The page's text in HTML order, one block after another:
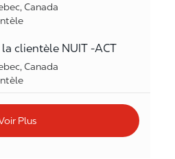
Canada
clientèle NUIT -ACT
Canada
Plus